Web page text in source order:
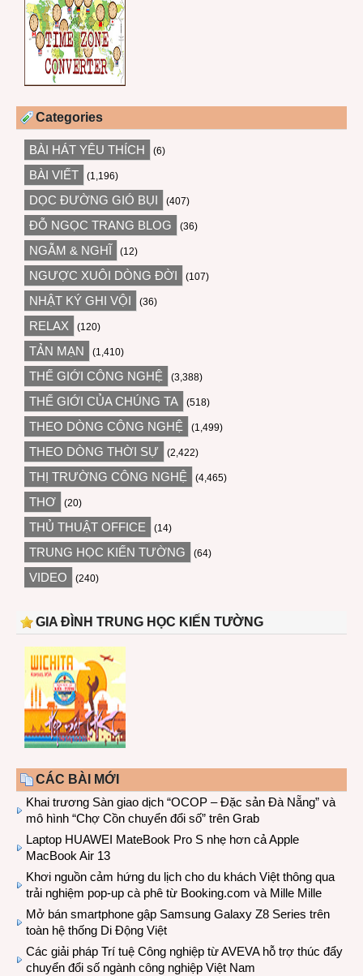
Categories
BÀI HÁT YÊU THÍCH (6)
BÀI VIẾT (1,196)
DỌC ĐƯỜNG GIÓ BỤI (407)
ĐỖ NGỌC TRANG BLOG (36)
NGẪM & NGHĨ (12)
NGƯỢC XUÔI DÒNG ĐỜI (107)
NHẬT KÝ GHI VỘI (36)
RELAX (120)
TẢN MẠN (1,410)
THẾ GIỚI CÔNG NGHỆ (3,388)
THẾ GIỚI CỦA CHÚNG TA (518)
THEO DÒNG CÔNG NGHỆ (1,499)
THEO DÒNG THỜI SỰ (2,422)
THỊ TRƯỜNG CÔNG NGHỆ (4,465)
THƠ (20)
THỦ THUẬT OFFICE (14)
TRUNG HỌC KIẾN TƯỜNG (64)
VIDEO (240)
GIA ĐÌNH TRUNG HỌC KIẾN TƯỜNG
CÁC BÀI MỚI
Khai trương Sàn giao dịch “OCOP – Đặc sản Đà Nẵng” và
mô hình “Chợ Cồn chuyển đổi số” trên Grab
Laptop HUAWEI MateBook Pro S nhẹ hơn cả Apple
MacBook Air 13
Khơi nguồn cảm hứng du lịch cho du khách Việt thông qua
trải nghiệm pop-up cà phê từ Booking.com và Mille Mille
Mở bán smartphone gập Samsung Galaxy Z8 Series trên
toàn hệ thống Di Động Việt
Các giải pháp Trí tuệ Công nghiệp từ AVEVA hỗ trợ thúc đẩy
chuyển đổi số ngành công nghiệp Việt Nam